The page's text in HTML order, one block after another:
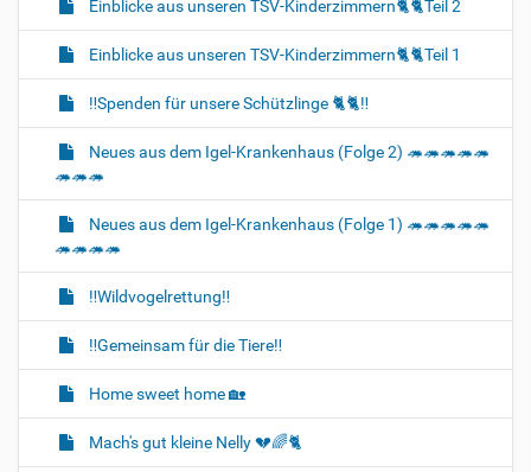
Einblicke aus unseren TSV-Kinderzimmern🐈🐈‍Teil 2
Einblicke aus unseren TSV-Kinderzimmern🐈‍🐈‍Teil 1
‼️Spenden für unsere Schützlinge 🐈‍🐈‼️
Neues aus dem Igel-Krankenhaus (Folge 2) 🦔🦔🦔🦔🦔
🦔🦔🦔
Neues aus dem Igel-Krankenhaus (Folge 1) 🦔🦔🦔🦔🦔
🦔🦔🦔🦔
‼️Wildvogelrettung‼️
‼️Gemeinsam für die Tiere‼️
Home sweet home 🏡
Mach's gut kleine Nelly 💔🌈🐈‍